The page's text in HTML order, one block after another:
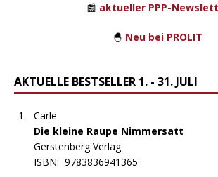
📰 aktueller PPP-
🐣 Neu bei PROLIT
AKTUELLE BESTSELLER 1. - 31. JULI
Carle
Die kleine Raupe Nimmersatt
Gerstenberg Verlag
ISBN: 9783836941365